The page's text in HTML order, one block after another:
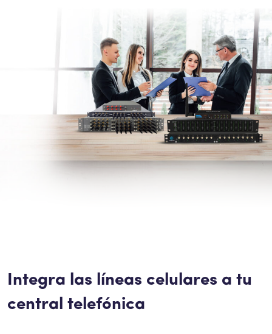
Videocolaboración
Intercomunicador
Perifoneos
SBC
Integra las líneas celulares a tu
central telefónica